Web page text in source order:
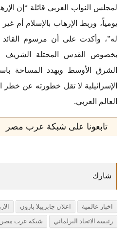
لمجلس النواب العربي قائلة “إن
يومياً، وربط الإرهاب بالإسلام أم
له”، وأكدت على أن مرسوم القائد
بخصوص القدس المحتلة الشريف
الشرق الأوسط ويهدد المساحة
الإسرائيلية لا تقل خطورته عن
العالم العربي.
تابعونا على شبكة عرب مصر
اخبار عالمية اعلان جابرييلا بارون
رئيسة الاتحاد البرلماني
شبكة عرب مصر